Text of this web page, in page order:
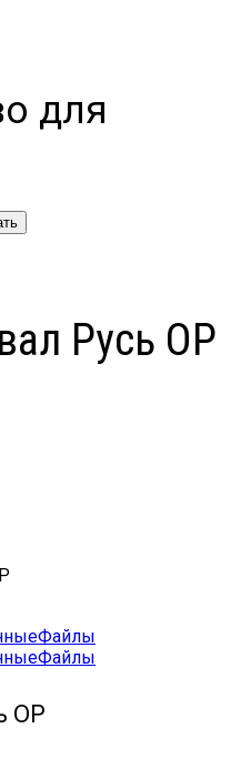
для
Русь ОР
ОР